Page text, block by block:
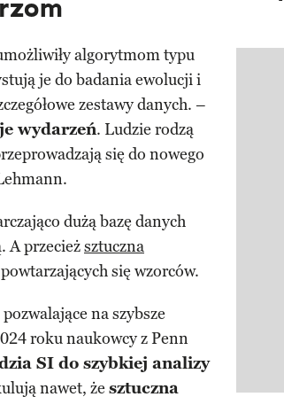
algorytmom typu
je do badania ewolucji i
zestawy danych. –
wydarzeń. Ludzie rodzą
się do nowego
dużą bazę danych
A przecieższtuczna
się wzorców.
na szybsze
roku naukowcy z Penn
SI do szybkiej analizy
nawet, że sztuczna